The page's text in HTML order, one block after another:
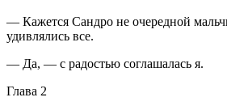
— Кажется Сандро не очередной
удивлялись все.
— Да, — с радостью соглашалась я.
Глава 2